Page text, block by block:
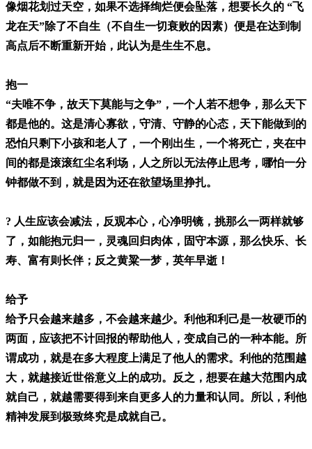
像烟花划过天空，如果不选择绚烂便会坠落，想要长久的 “飞
龙在天”除了不自生（不自生一切衰败的因素）便是在达到制
高点后不断重新开始，此认为是生生不息。
抱一
“夫唯不争，故天下莫能与之争”，一个人若不想争，那么天下
都是他的。这是清心寡欲，守清、守静的心态，天下能做到的
恐怕只剩下小孩和老人了，一个刚出生，一个将死亡，夹在中
间的都是滚滚红尘名利场，人之所以无法停止思考，哪怕一分
钟都做不到，就是因为还在欲望场里挣扎。
? 人生应该会减法，反观本心，心净明镜，挑那么一两样就够
了，如能抱元归一，灵魂回归肉体，固守本源，那么快乐、长
寿、富有则长伴；反之黄粱一梦，英年早逝！
给予
给予只会越来越多，不会越来越少。利他和利己是一枚硬币的
两面，应该把不计回报的帮助他人，变成自己的一种本能。所
谓成功，就是在多大程度上满足了他人的需求。利他的范围越
大，就越接近世俗意义上的成功。反之，想要在越大范围内成
就自己，就越需要得到来自更多人的力量和认同。所以，利他
精神发展到极致终究是成就自己。